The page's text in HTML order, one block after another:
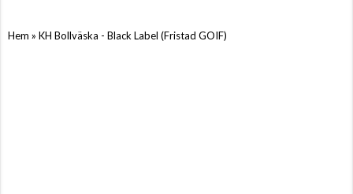
Hem » KH Bollväska - Black Label (Fristad GOIF)